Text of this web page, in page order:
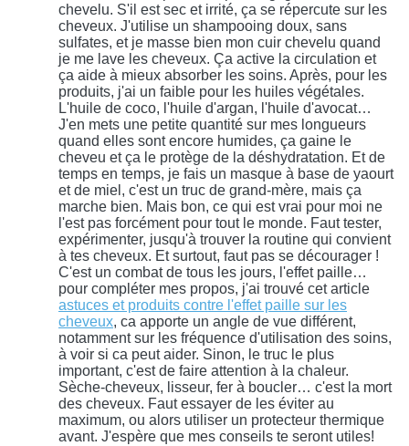
chevelu. S'il est sec et irrité, ça se répercute sur les
cheveux. J'utilise un shampooing doux, sans
sulfates, et je masse bien mon cuir chevelu quand
je me lave les cheveux. Ça active la circulation et
ça aide à mieux absorber les soins. Après, pour les
produits, j'ai un faible pour les huiles végétales.
L'huile de coco, l'huile d'argan, l'huile d'avocat…
J'en mets une petite quantité sur mes longueurs
quand elles sont encore humides, ça gaine le
cheveu et ça le protège de la déshydratation. Et de
temps en temps, je fais un masque à base de yaourt
et de miel, c'est un truc de grand-mère, mais ça
marche bien. Mais bon, ce qui est vrai pour moi ne
l'est pas forcément pour tout le monde. Faut tester,
expérimenter, jusqu'à trouver la routine qui convient
à tes cheveux. Et surtout, faut pas se décourager !
C'est un combat de tous les jours, l'effet paille…
pour compléter mes propos, j'ai trouvé cet article
astuces et produits contre l'effet paille sur les
cheveux, ca apporte un angle de vue différent,
notamment sur les fréquence d'utilisation des soins,
à voir si ca peut aider. Sinon, le truc le plus
important, c'est de faire attention à la chaleur.
Sèche-cheveux, lisseur, fer à boucler… c'est la mort
des cheveux. Faut essayer de les éviter au
maximum, ou alors utiliser un protecteur thermique
avant. J'espère que mes conseils te seront utiles!